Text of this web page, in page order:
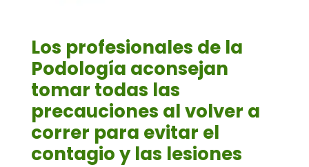
Los profesionales de la
Podología aconsejan
tomar todas las
precauciones al volver a
correr para evitar el
contagio y las lesiones